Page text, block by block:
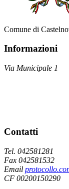
Comune di
Informazioni
Via Municipale 1
Contatti
Tel. 042581281
Fax 042581532
Email
CF 00200150290